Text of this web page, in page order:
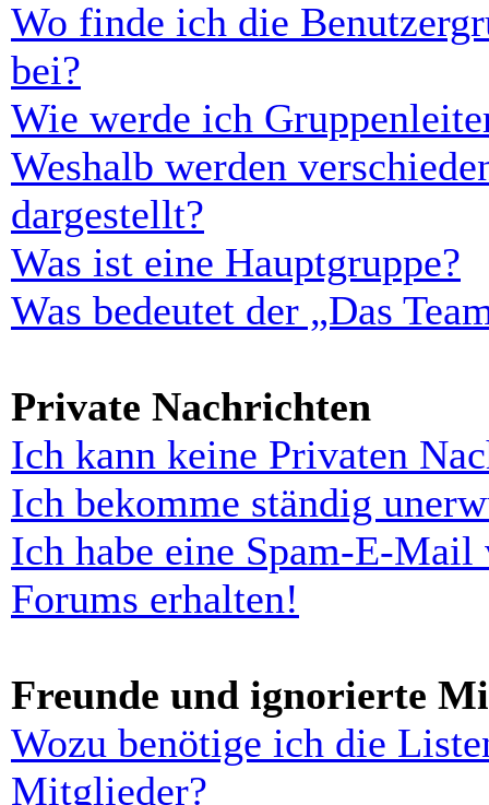
Wo finde ich die
bei?
Wie werde ich
Weshalb werden
dargestellt?
Was ist eine Hauptgruppe?
Was bedeutet der „Das
Private Nachrichten
Ich kann keine Privaten
Ich bekomme ständig
Ich habe eine Spam-E-
Forums erhalten!
Freunde und ignorierte
Wozu benötige ich die
Mitglieder?